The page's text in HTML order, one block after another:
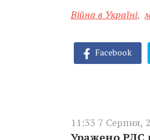
Війна в Україні,
Facebook
11:33 7 Серпня,
Уражено РЛС